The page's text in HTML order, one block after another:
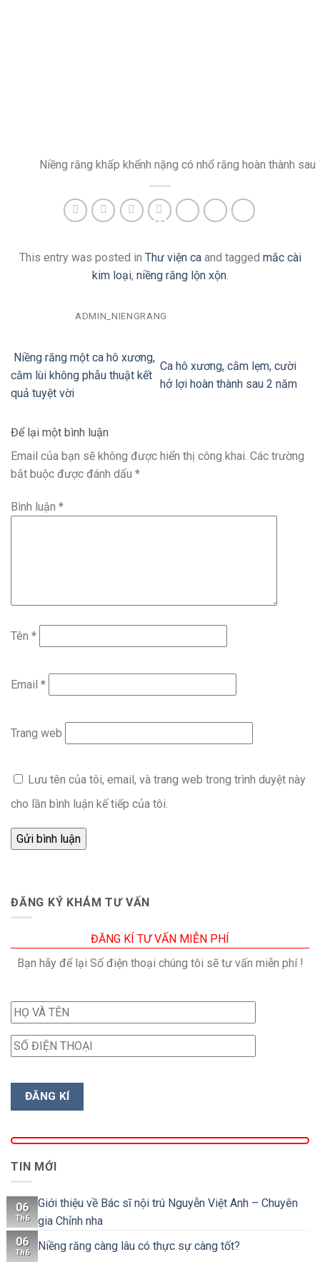
Niềng răng khấp khểnh nặng có nhổ răng hoàn thành sau
This entry was posted in Thư viện caand tagged mắc cài
kim loại, niềng răng lộn xộn.
ADMIN_NIENGRANG
Niềng răng một ca hô xương,
cằm lùi không phẫu thuật kết
quả tuyệt vời
Ca hô xương, cằm lẹm, cười
hở lợi hoàn thành sau 2 năm
Để lại một bình luận
Email của bạn sẽ không được hiển thị công khai. Các trường
bắt buộc được đánh dấu *
Bình luận *
Tên *
Email *
Trang web
Lưu tên của tôi, email, và trang web trong trình duyệt này
cho lần bình luận kế tiếp của tôi.
ĐĂNG KÝ KHÁM TƯ VẤN
ĐĂNG KÍ TƯ VẤN MIỄN PHÍ
Bạn hãy để lại Số điện thoại chúng tôi sẽ tư vấn miễn phí !
TIN MỚI
06
Th6
Giới thiệu về Bác sĩ nội trú Nguyễn Việt Anh – Chuyên
gia Chỉnh nha
06
Th6 Niềng răng càng lâu có thực sự càng tốt?